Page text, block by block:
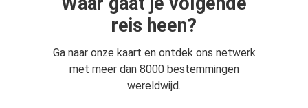
reis heen?
Ga naar onze kaart en ontdek ons netwerk
met meer dan 8000 bestemmingen
wereldwijd.